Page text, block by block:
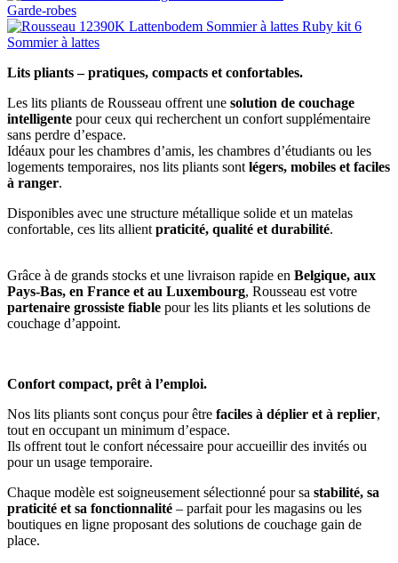
Garde-robes
Sommier à lattes
Lits pliants – pratiques, compacts et confortables.
Les lits pliants de Rousseau offrent une solution de couchage
intelligente pour ceux qui recherchent un confort supplémentaire
sans perdre d’espace.
Idéaux pour les chambres d’amis, les chambres d’étudiants ou les
logements temporaires, nos lits pliants sont légers, mobiles et faciles
à ranger.
Disponibles avec une structure métallique solide et un matelas
confortable, ces lits allient praticité, qualité et durabilité.
Grâce à de grands stocks et une livraison rapide en Belgique, aux
Pays-Bas, en France et au Luxembourg, Rousseau est votre
partenaire grossiste fiable pour les lits pliants et les solutions de
couchage d’appoint.
Confort compact, prêt à l’emploi.
Nos lits pliants sont conçus pour être faciles à déplier et à replier,
tout en occupant un minimum d’espace.
Ils offrent tout le confort nécessaire pour accueillir des invités ou
pour un usage temporaire.
Chaque modèle est soigneusement sélectionné pour sa stabilité, sa
praticité et sa fonctionnalité – parfait pour les magasins ou les
boutiques en ligne proposant des solutions de couchage gain de
place.